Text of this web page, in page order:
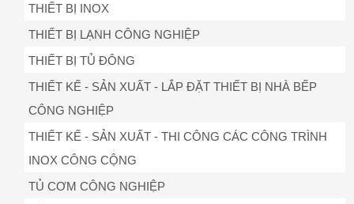
THIẾT BỊ INOX
THIẾT BỊ LẠNH CÔNG NGHIỆP
THIẾT BỊ TỦ ĐÔNG
THIẾT KẾ - SẢN XUẤT - LẮP ĐẶT THIẾT BỊ NHÀ BẾP
CÔNG NGHIỆP
THIẾT KẾ - SẢN XUẤT - THI CÔNG CÁC CÔNG TRÌNH
INOX CÔNG CỘNG
TỦ CƠM CÔNG NGHIỆP